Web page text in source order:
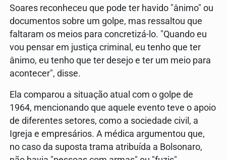
Soares reconheceu que pode ter havido "ânimo" ou
documentos sobre um golpe, mas ressaltou que
faltaram os meios para concretizá-lo. "Quando eu
vou pensar em justiça criminal, eu tenho que ter
ânimo, eu tenho que ter desejo e ter um meio para
acontecer", disse.
Ela comparou a situação atual com o golpe de
1964, mencionando que aquele evento teve o apoio
de diferentes setores, como a sociedade civil, a
Igreja e empresários. A médica argumentou que,
no caso da suposta trama atribuída a Bolsonaro,